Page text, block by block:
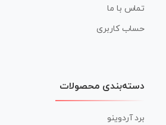
تماس با ما
حساب کاربری
دسته‌بندی محصولات
برد آردوینو